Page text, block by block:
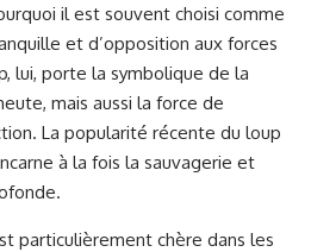
il est souvent choisi comme
et d’opposition aux forces
lui, porte la symbolique de la
mais aussi la force de
La popularité récente du loup
à la fois la sauvagerie et
particulièrement chère dans les